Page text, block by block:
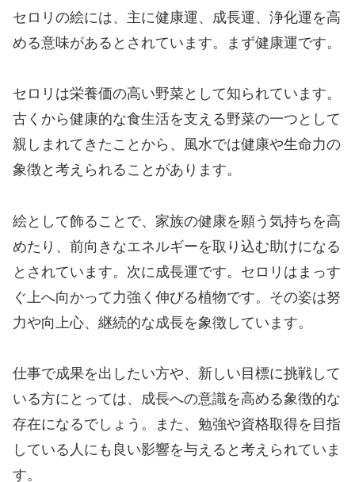
セロリの絵には、主に健康運、成長運、浄化運を高
める意味があるとされています。まず健康運です。
セロリは栄養価の高い野菜として知られています。
古くから健康的な食生活を支える野菜の一つとして
親しまれてきたことから、風水では健康や生命力の
象徴と考えられることがあります。
絵として飾ることで、家族の健康を願う気持ちを高
めたり、前向きなエネルギーを取り込む助けになる
とされています。次に成長運です。セロリはまっす
ぐ上へ向かって力強く伸びる植物です。その姿は努
力や向上心、継続的な成長を象徴しています。
仕事で成果を出したい方や、新しい目標に挑戦して
いる方にとっては、成長への意識を高める象徴的な
存在になるでしょう。また、勉強や資格取得を目指
している人にも良い影響を与えると考えられていま
す。